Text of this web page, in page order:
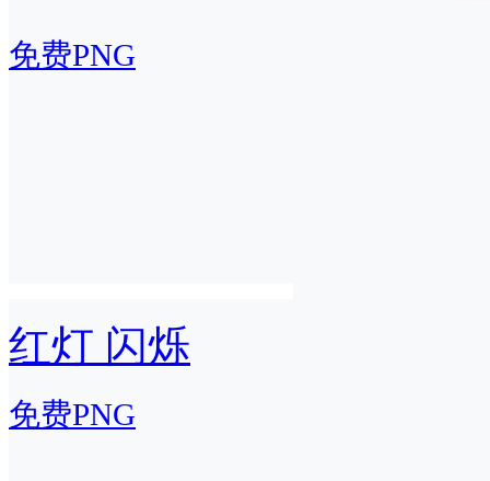
免费PNG
红灯 闪烁
免费PNG